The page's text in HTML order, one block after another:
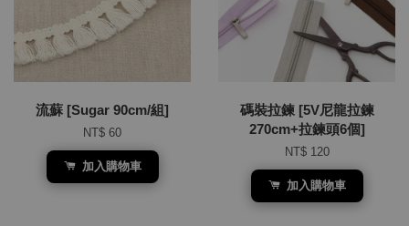
流蘇 [Sugar 90cm/組]
NT$ 60
加入購物車
碼裝拉鍊 [5V尼龍拉鍊
270cm+拉鍊頭6個]
NT$ 120
加入購物車